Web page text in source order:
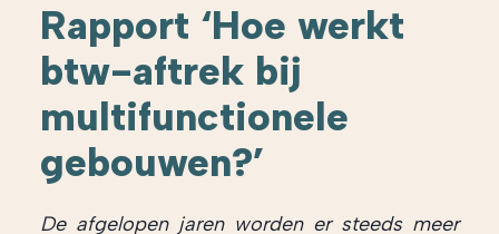
Rapport ‘Hoe werkt
btw-aftrek bij
multifunctionele
gebouwen?’
De afgelopen jaren worden er steeds meer